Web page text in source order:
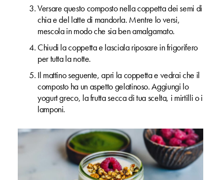
Versare questo composto nella coppetta dei semi di
chia e del latte di mandorla. Mentre lo versi,
mescola in modo che sia ben amalgamato.
Chiudi la coppetta e lasciala riposare in frigorifero
per tutta la notte.
Il mattino seguente, apri la coppetta e vedrai che il
composto ha un aspetto gelatinoso. Aggiungi lo
yogurt greco, la frutta secca di tua scelta, i mirtilli o i
lamponi.